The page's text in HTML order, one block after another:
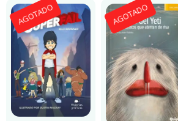
AGOTADO AGOTADO